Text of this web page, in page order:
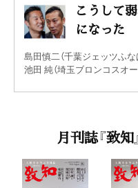
こうして
になった
島田慎二（千葉ジェッツふな
池田 純（埼玉ブロンコスオー
月刊誌『致